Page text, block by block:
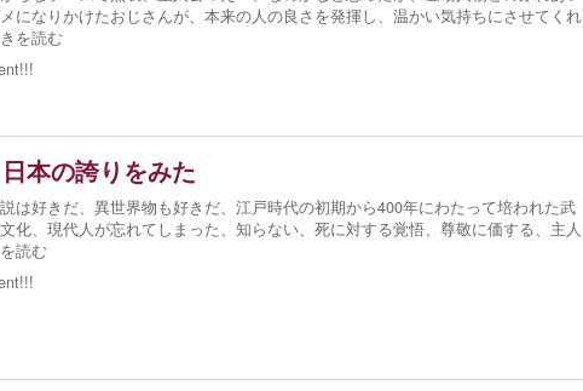
になりかけたおじさんが、本来の人の良さを発揮し、温かい気持ちにさせてくれ
を読む
本の誇りをみた
は好きだ、異世界物も好きだ、江戸時代の初期から400年にわたって培われた武
化、現代人が忘れてしまった、知らない、死に対する覚悟、尊敬に価する、主人
読む